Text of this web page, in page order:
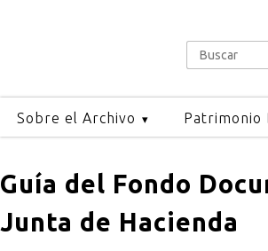
Buscar
Sobre el Archivo Patrimonio
Guía del Fondo
Junta de Hacienda